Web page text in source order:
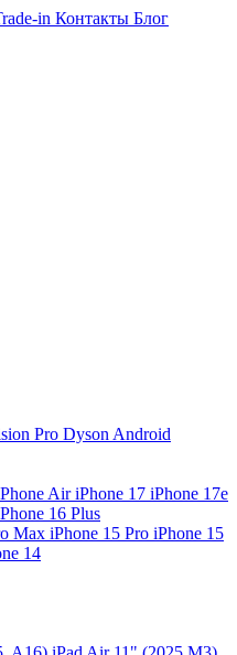
in Контакты Блог
Pro Dyson Android
AiriPhone 17 iPhone 17e
16 Plus
Max iPhone 15 Pro iPhone 15
14